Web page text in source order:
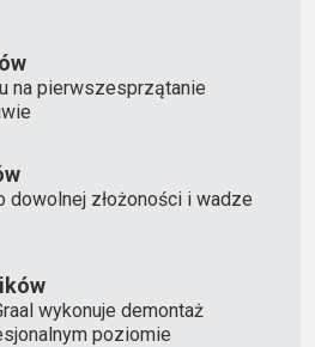
na pierwszesprzątanie
dowolnej złożoności i wadze
wykonuje demontaż
poziomie